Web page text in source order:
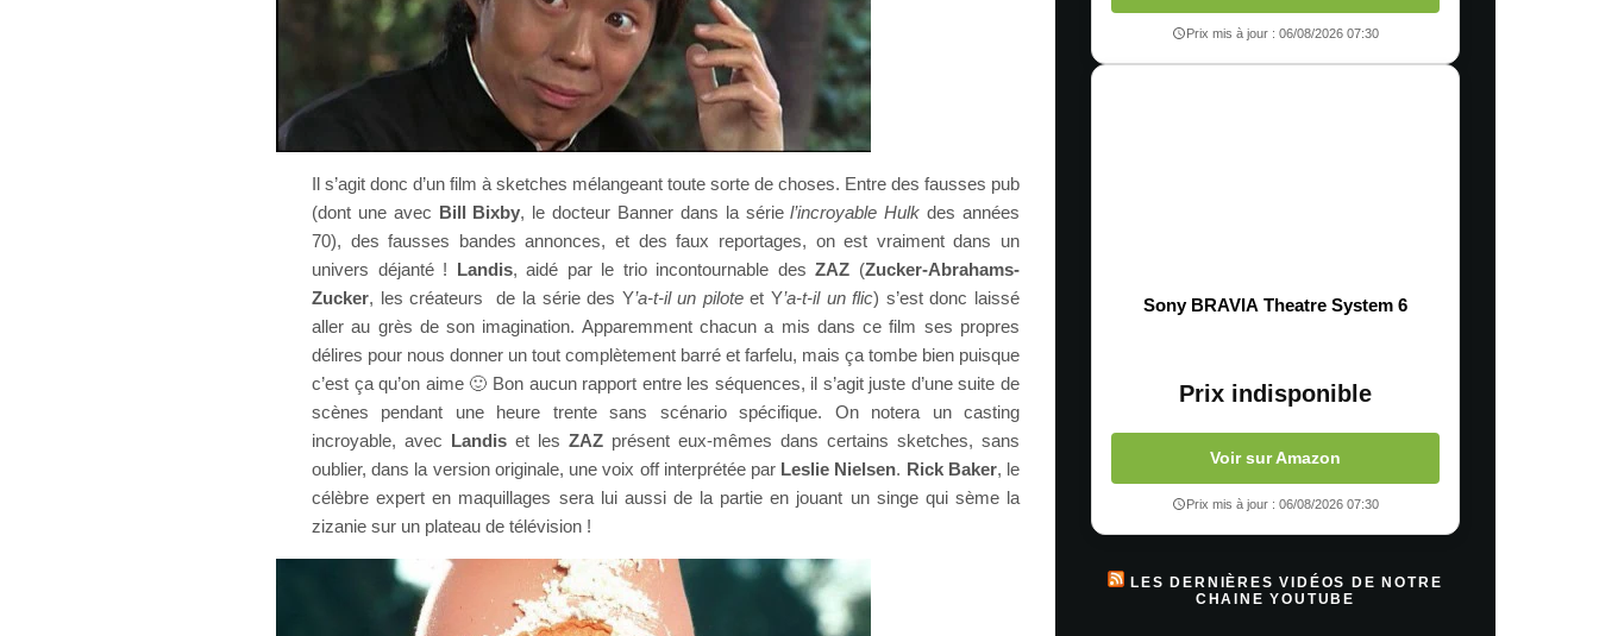
Il s’agit donc d’un film à sketches mélangeant toute sorte de choses. Entre des fausses pub
(dont une avec Bill Bixby, le docteur Banner dans la sériel’incroyable Hulk des années
70), des fausses bandes annonces, et des faux reportages, on est vraiment dans un
univers déjanté ! Landis, aidé par le trio incontournable desZAZ (Zucker-Abrahams-
Zucker, les créateurs de la série des Y’a-t-il un piloteet Y’a-t-il un flic) s’est donc laissé
aller au grès de son imagination. Apparemment chacun a mis dans ce film ses propres
délires pour nous donner un tout complètement barré et farfelu, mais ça tombe bien puisque
c’est ça qu’on aime 🙂 Bon aucun rapport entre les séquences, il s’agit juste d’une suite de
scènes pendant une heure trente sans scénario spécifique. On notera un casting
incroyable, avec Landis et les ZAZ présent eux-mêmes dans certains sketches, sans
oublier, dans la version originale, une voix off interprétée par Leslie Nielsen. Rick Baker, le
célèbre expert en maquillages sera lui aussi de la partie en jouant un singe qui sème la
zizanie sur un plateau de télévision !
Prix mis à jour : 06/08/2026 07:30
Sony BRAVIA Theatre System 6
Prix indisponible
Voir sur Amazon
Prix mis à jour : 06/08/2026 07:30
LES DERNIÈRES VIDÉOS DE NOTRE
CHAINE YOUTUBE